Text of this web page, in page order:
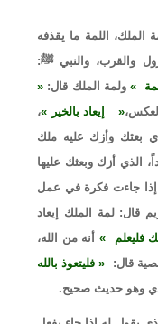
الملك، اللمة ما يقذفه
والقرب، والنبي ﷺ:
ولمة الملك قال:
إيعاد بالخير
،
بعثك وأزك عليه ملك
الذي أزك وبعثك عليها
جاءت فكرة في عمل
قال: لمة الملك إيعاد
فليعلم
أنه من الله،
قال:
فليتعوذ بالله
وهو حديث صحيح.